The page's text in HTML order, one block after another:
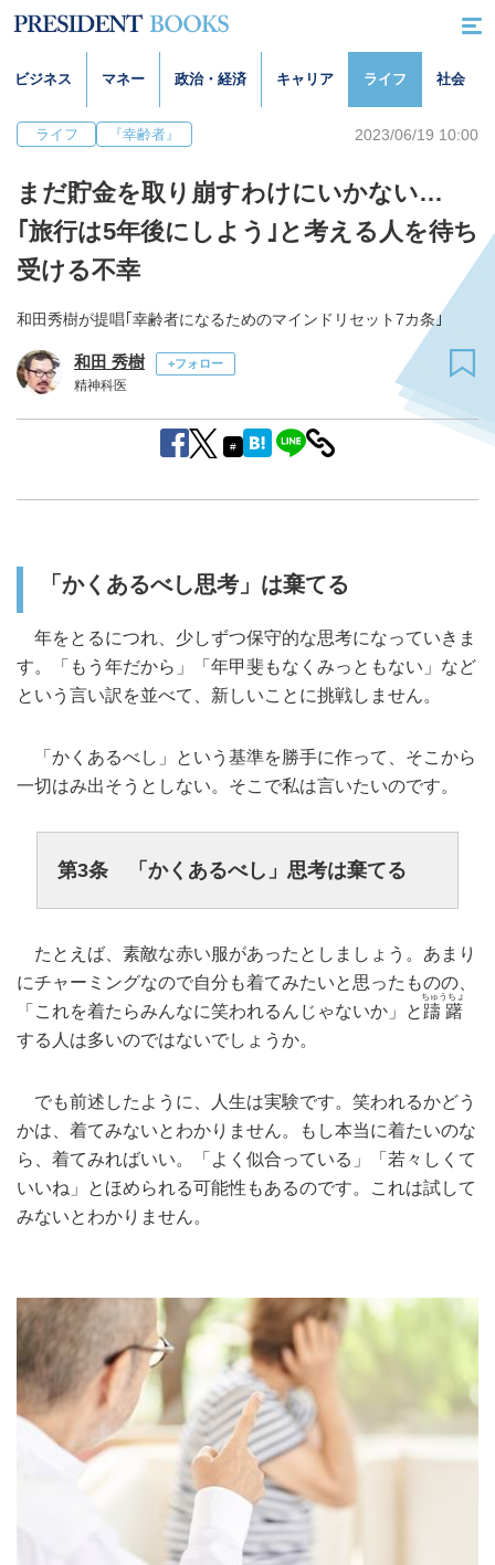
ビジネス マネー 政治・経済 キャリア ライフ 社会
ライフ 『幸齢者』 2023/06/19 10:00
まだ貯金を取り崩すわけにいかない…
｢旅行は5年後にしよう｣と考える人を待ち
受ける不幸
和田秀樹が提唱｢幸齢者になるためのマインドリセット7カ条｣
和田 秀樹 +フォロー
精神科医
#
「かくあるべし思考」は棄てる
年をとるにつれ、少しずつ保守的な思考になっていきま
す。「もう年だから」「年甲斐もなくみっともない」など
という言い訳を並べて、新しいことに挑戦しません。
「かくあるべし」という基準を勝手に作って、そこから
一切はみ出そうとしない。そこで私は言いたいのです。
第3条 「かくあるべし」思考は棄てる
たとえば、素敵な赤い服があったとしましょう。あまり
にチャーミングなので自分も着てみたいと思ったものの、
「これを着たらみんなに笑われるんじゃないか」と 躊躇
ちゅうちょ
する人は多いのではないでしょうか。
でも前述したように、人生は実験です。笑われるかどう
かは、着てみないとわかりません。もし本当に着たいのな
ら、着てみればいい。「よく似合っている」「若々しくて
いいね」とほめられる可能性もあるのです。これは試して
みないとわかりません。